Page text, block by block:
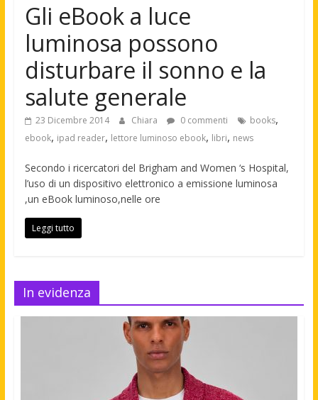
Gli eBook a luce
luminosa possono
disturbare il sonno e la
salute generale
23 Dicembre 2014 Chiara 0 commenti books,
ebook, ipad reader, lettore luminoso ebook, libri, news
Secondo i ricercatori del Brigham and Women ‘s Hospital,
l’uso di un dispositivo elettronico a emissione luminosa
,un eBook luminoso,nelle ore
Leggi tutto
In evidenza